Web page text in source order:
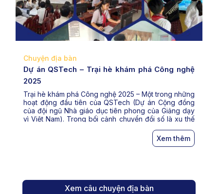
Chuyện địa bàn
Dự án QSTech – Trại hè khám phá Công nghệ
2025
Trại hè khám phá Công nghệ 2025 – Một trong những
hoạt động đầu tiên của QSTech (Dự án Cộng đồng
của đội ngũ Nhà giáo dục tiên phong của Giảng dạy
vì Việt Nam). Trong bối cảnh chuyển đổi số là xu thế
Xem thêm
Xem câu chuyện địa bàn